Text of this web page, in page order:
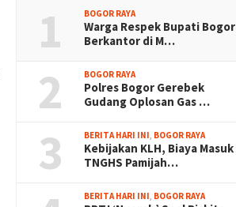
1 BOGOR RAYA
Warga Respek Bupati Bogor
Berkantor di M…
2 BOGOR RAYA
Polres Bogor Gerebek
Gudang Oplosan Gas …
3 BERITA HARI INI, BOGOR RAYA
Kebijakan KLH, Biaya Masuk
TNGHS Pamijah…
BERITA HARI INI, BOGOR RAYA